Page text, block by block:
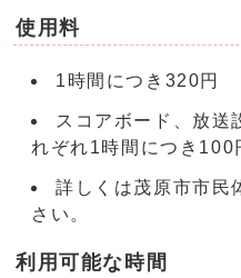
使用料
1時間につき320円
スコアボード、放送
れぞれ1時間につき100
詳しくは茂原市市民
さい。
利用可能な時間